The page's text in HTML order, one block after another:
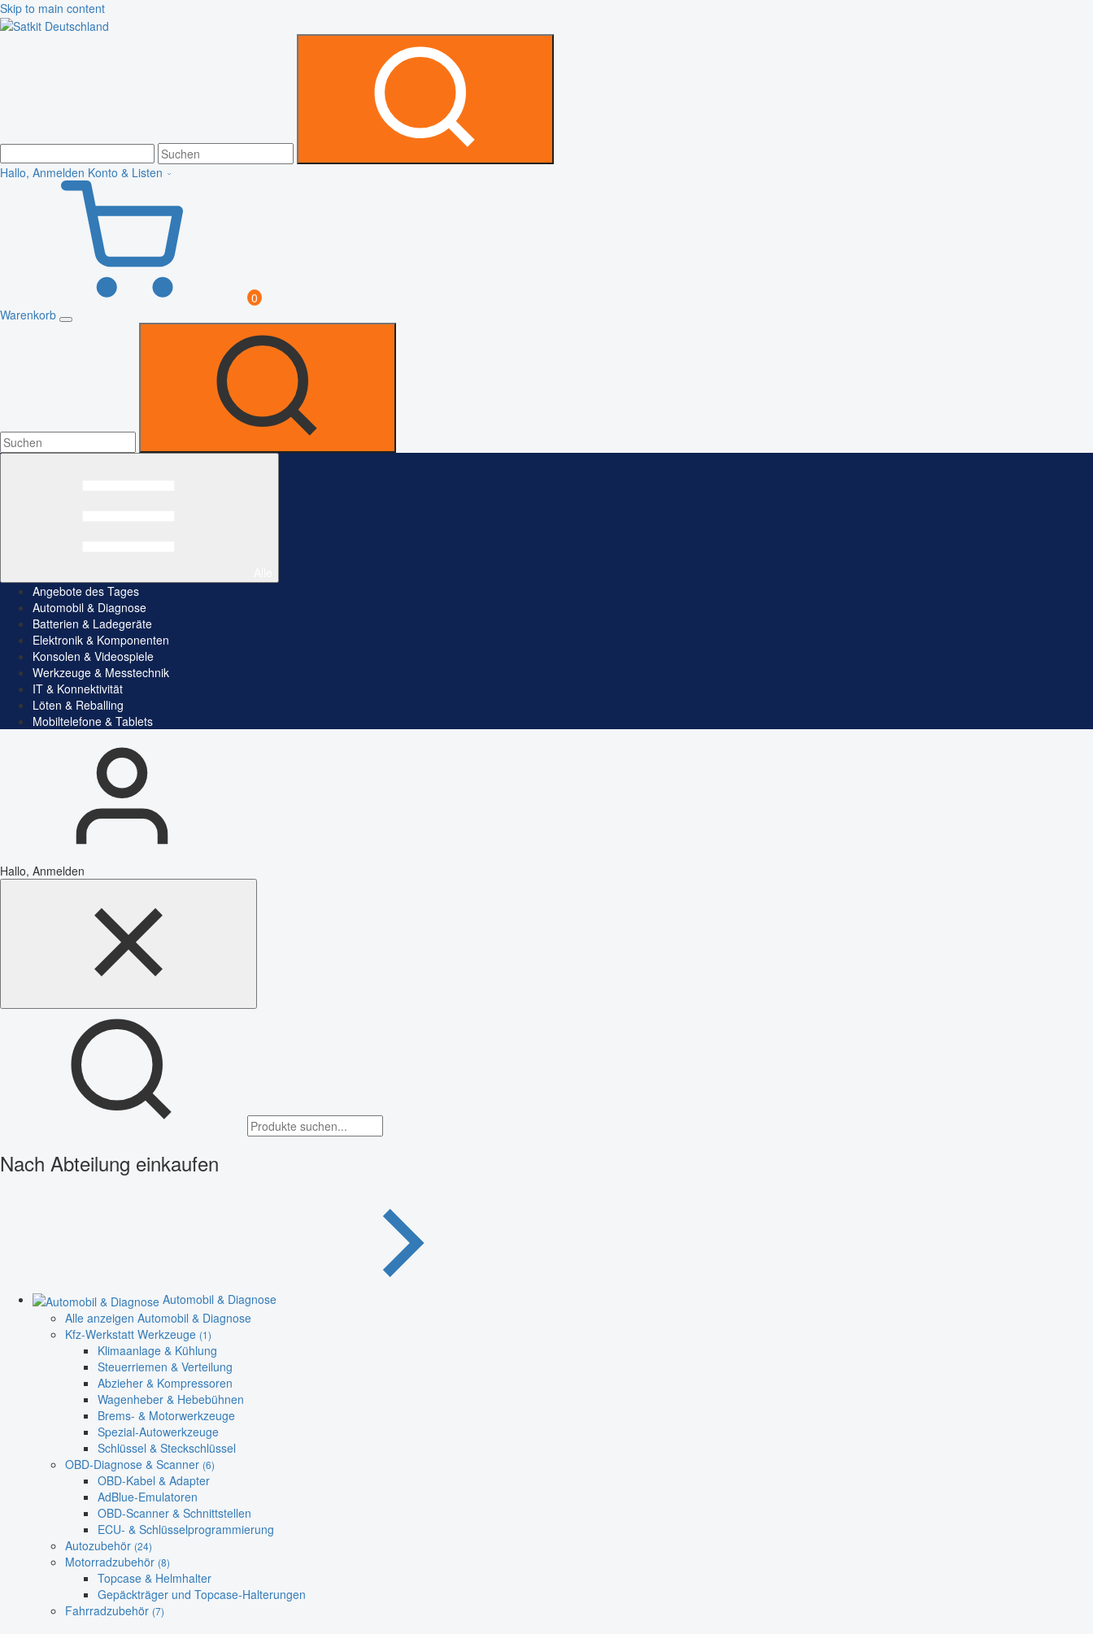
Skip to main content
Hallo, Anmelden Konto & Listen
0
Warenkorb
Angebote des Tages
Automobil & Diagnose
Batterien & Ladegeräte
Elektronik & Komponenten
Konsolen & Videospiele
Werkzeuge & Messtechnik
IT & Konnektivität
Löten & Reballing
Mobiltelefone & Tablets
Hallo, Anmelden
Nach Abteilung einkaufen
Automobil & Diagnose
Alle anzeigen Automobil & Diagnose
Kfz-Werkstatt Werkzeuge (1)
Klimaanlage & Kühlung
Steuerriemen & Verteilung
Abzieher & Kompressoren
Wagenheber & Hebebühnen
Brems- & Motorwerkzeuge
Spezial-Autowerkzeuge
Schlüssel & Steckschlüssel
OBD-Diagnose & Scanner (6)
OBD-Kabel & Adapter
AdBlue-Emulatoren
OBD-Scanner & Schnittstellen
ECU- & Schlüsselprogrammierung
Autozubehör (24)
Motorradzubehör (8)
Topcase & Helmhalter
Gepäckträger und Topcase-Halterungen
Fahrradzubehör (7)